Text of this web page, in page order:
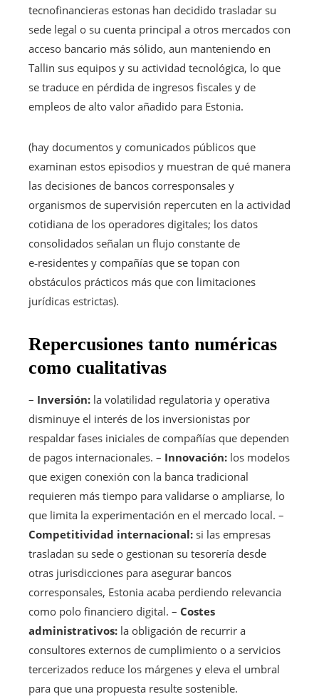
tecnofinancieras estonas han decidido trasladar su
sede legal o su cuenta principal a otros mercados con
acceso bancario más sólido, aun manteniendo en
Tallin sus equipos y su actividad tecnológica, lo que
se traduce en pérdida de ingresos fiscales y de
empleos de alto valor añadido para Estonia.
(hay documentos y comunicados públicos que
examinan estos episodios y muestran de qué manera
las decisiones de bancos corresponsales y
organismos de supervisión repercuten en la actividad
cotidiana de los operadores digitales; los datos
consolidados señalan un flujo constante de
e‑residentes y compañías que se topan con
obstáculos prácticos más que con limitaciones
jurídicas estrictas).
Repercusiones tanto numéricas
como cualitativas
– Inversión: la volatilidad regulatoria y operativa
disminuye el interés de los inversionistas por
respaldar fases iniciales de compañías que dependen
de pagos internacionales. – Innovación: los modelos
que exigen conexión con la banca tradicional
requieren más tiempo para validarse o ampliarse, lo
que limita la experimentación en el mercado local. –
Competitividad internacional: si las empresas
trasladan su sede o gestionan su tesorería desde
otras jurisdicciones para asegurar bancos
corresponsales, Estonia acaba perdiendo relevancia
como polo financiero digital. – Costes
administrativos: la obligación de recurrir a
consultores externos de cumplimiento o a servicios
tercerizados reduce los márgenes y eleva el umbral
para que una propuesta resulte sostenible.